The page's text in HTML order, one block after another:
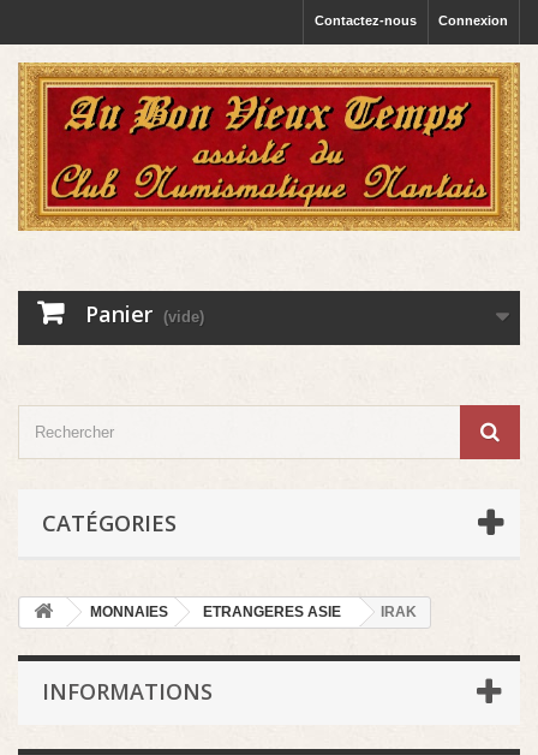
Connexion
Contactez-nous
Panier (vide)
CATÉGORIES
MONNAIES ETRANGERES ASIE IRAK
INFORMATIONS